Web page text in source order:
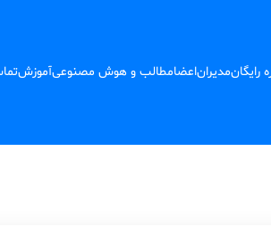
رایگانمدیراناعضامطالب و هوش مصنوعیآموزش